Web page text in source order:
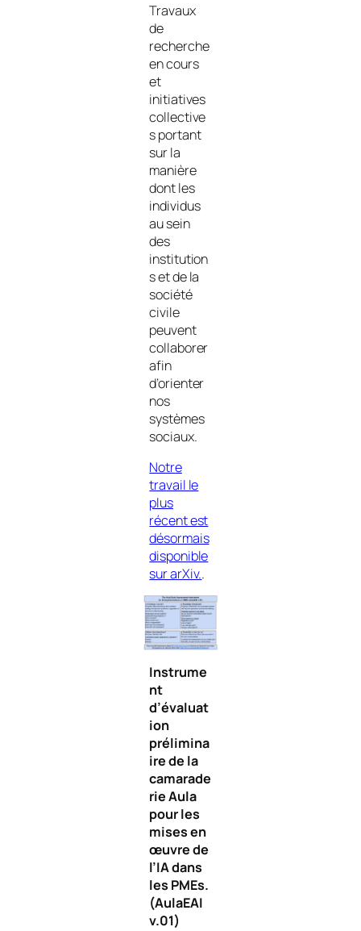
Travaux
de
recherche
en cours
et
initiatives
collective
s portant
sur la
manière
dont les
individus
au sein
des
institution
s et de la
société
civile
peuvent
collaborer
afin
d’orienter
nos
systèmes
sociaux.
Notre
travail le
plus
récent est
désormais
disponible
sur arXiv..
Instrume
nt
d’évaluat
ion
prélimina
ire de la
camarade
rie Aula
pour les
mises en
œuvre de
l’IA dans
les PMEs.
(AulaEAI
v.01)